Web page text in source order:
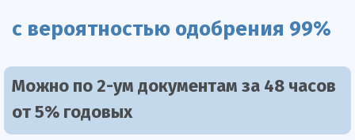
с вероятностью одобрения 99%
Можно по 2-ум документам за 48 часов
от 5% годовых